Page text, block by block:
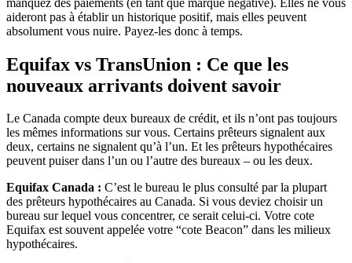
aideront pas à établir un historique positif, mais elles peuvent
absolument vous nuire. Payez-les donc à temps.
Equifax vs TransUnion : Ce que les
nouveaux arrivants doivent savoir
Le Canada compte deux bureaux de crédit, et ils n’ont pas toujours
les mêmes informations sur vous. Certains prêteurs signalent aux
deux, certains ne signalent qu’à l’un. Et les prêteurs hypothécaires
peuvent puiser dans l’un ou l’autre des bureaux – ou les deux.
Equifax Canada : C’est le bureau le plus consulté par la plupart
des prêteurs hypothécaires au Canada. Si vous deviez choisir un
bureau sur lequel vous concentrer, ce serait celui-ci. Votre cote
Equifax est souvent appelée votre “cote Beacon” dans les milieux
hypothécaires.